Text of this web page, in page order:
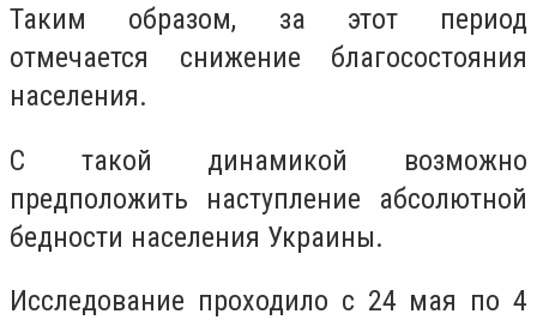
Таким образом, за этот период
отмечается снижение благосостояния
населения.
С такой динамикой возможно
предположить наступление абсолютной
бедности населения Украины.
Исследование проходило с 24 мая по 4